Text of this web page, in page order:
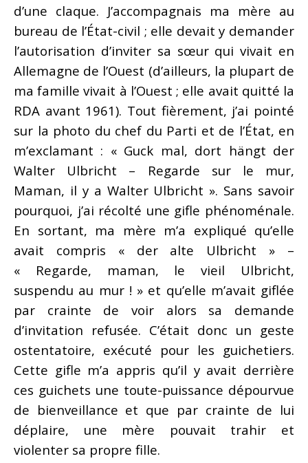
d’une claque. J’accompagnais ma mère au
bureau de l’État-civil ; elle devait y demander
l’autorisation d’inviter sa sœur qui vivait en
Allemagne de l’Ouest (d’ailleurs, la plupart de
ma famille vivait à l’Ouest ; elle avait quitté la
RDA avant 1961). Tout fièrement, j’ai pointé
sur la photo du chef du Parti et de l’État, en
m’exclamant : « Guck mal, dort hängt der
Walter Ulbricht – Regarde sur le mur,
Maman, il y a Walter Ulbricht ». Sans savoir
pourquoi, j’ai récolté une gifle phénoménale.
En sortant, ma mère m’a expliqué qu’elle
avait compris « der alte Ulbricht » –
« Regarde, maman, le vieil Ulbricht,
suspendu au mur ! » et qu’elle m’avait giflée
par crainte de voir alors sa demande
d’invitation refusée. C’était donc un geste
ostentatoire, exécuté pour les guichetiers.
Cette gifle m’a appris qu’il y avait derrière
ces guichets une toute-puissance dépourvue
de bienveillance et que par crainte de lui
déplaire, une mère pouvait trahir et
violenter sa propre fille.